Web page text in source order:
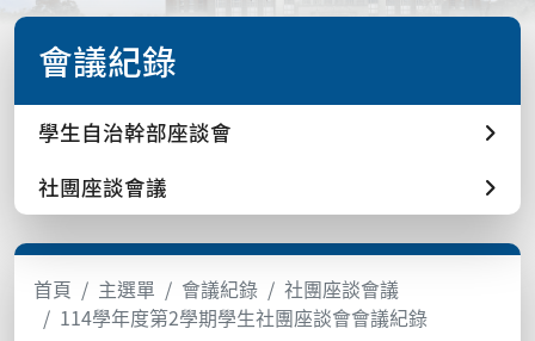
會議紀錄
學生自治幹部座談會
社團座談會議
首頁 主選單 會議紀錄
社團座談會議
114學年度第2學期學生社團座談會會議紀錄